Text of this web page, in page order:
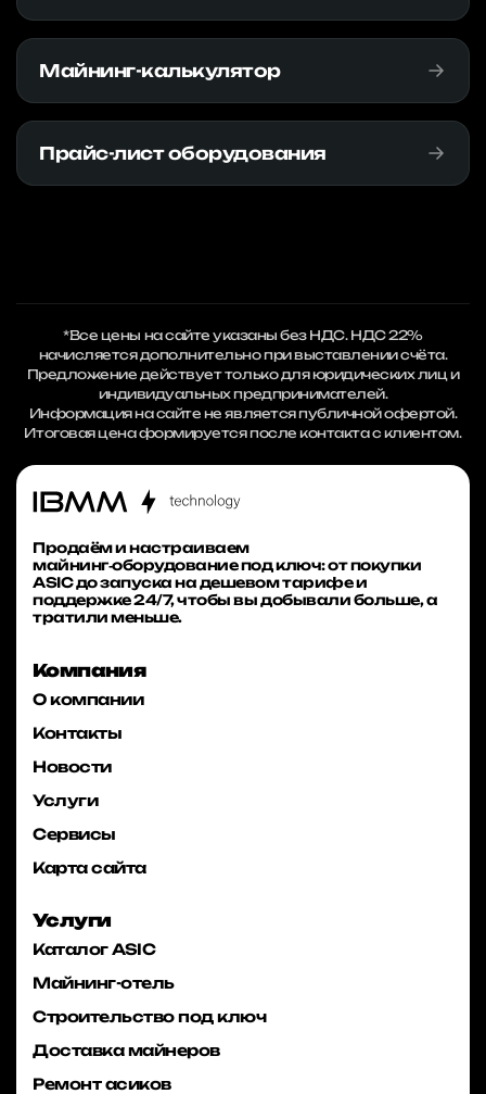
Майнинг-калькулятор
Прайс-лист оборудования
*Все цены на сайте указаны без НДС. НДС 22%
начисляется дополнительно при выставлении счёта.
Предложение действует только для юридических лиц и
индивидуальных предпринимателей.
Информация на сайте не является публичной офертой.
Итоговая цена формируется после контакта с клиентом.
Продаём и настраиваем
майнинг‑оборудование под ключ: от покупки
ASIC до запуска на дешевом тарифе и
поддержке 24/7, чтобы вы добывали больше, а
тратили меньше.
Компания
О компании
Контакты
Новости
Услуги
Сервисы
Карта сайта
Услуги
Каталог ASIC
Майнинг-отель
Строительство под ключ
Доставка майнеров
Ремонт асиков